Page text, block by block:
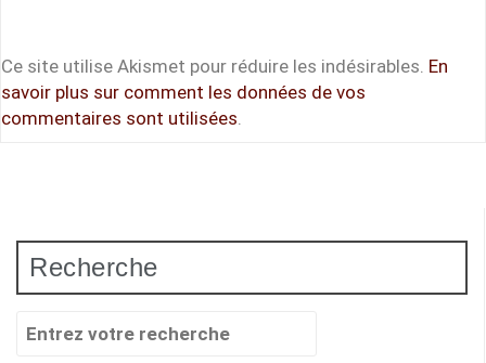
Ce site utilise Akismet pour réduire les indésirables. En
savoir plus sur comment les données de vos
commentaires sont utilisées
Recherche
Recherche